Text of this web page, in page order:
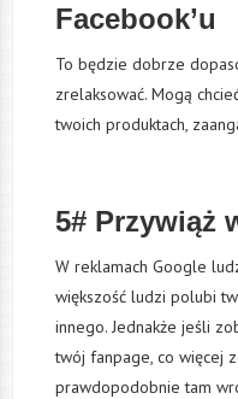
Facebook’u
To będzie dobrze
zrelaksować. Mogą
twoich produktach,
5# Przywiąż
W reklamach Google
większość ludzi polubi
innego. Jednakże jeśli
twój fanpage, co więcej
prawdopodobnie tam